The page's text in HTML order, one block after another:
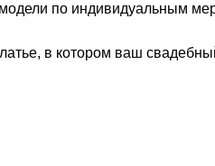
по индивидуальным
в котором ваш